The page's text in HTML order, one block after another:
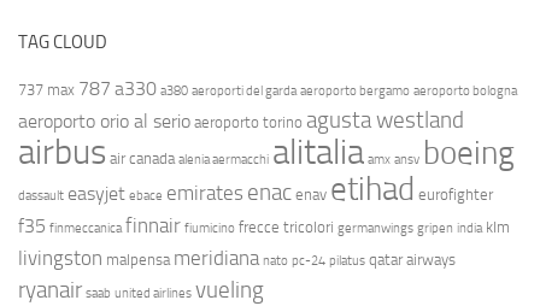
TAG CLOUD
737 max 787 a330 a380 aeroporti del garda aeroporto bergamo aeroporto bologna
aeroporto orio al serio aeroporto torino agusta westland
airbus air canada alenia aermacchi alitalia amx ansv boeing
dassault easyjet ebace emirates enac enav etihad eurofighter
f35 finmeccanica finnair fiumicino frecce tricolori germanwings gripen india klm
livingston malpensa meridiana nato pc-24 pilatus qatar airways
ryanair saab united airlines vueling